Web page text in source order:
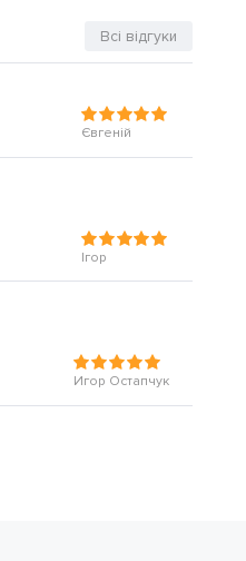
Всі відгуки
Євгеній
Ігор
Игор Остапчук